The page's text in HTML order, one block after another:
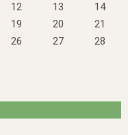
12 13
14
19 20
21
26 27
28